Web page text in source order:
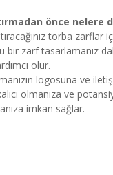
önce nelere
torba zarflar
bir zarf tasarlamanız
olur.
logosuna ve
olmanıza ve
imkan sağlar.